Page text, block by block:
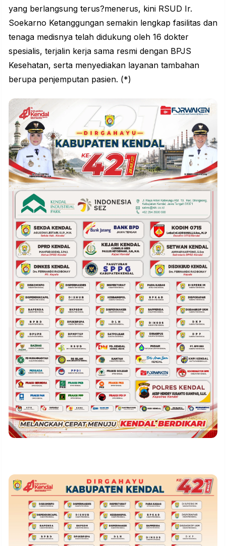
yang berlangsung terus?menerus, kini RSUD Ir.
Soekarno Ketanggungan semakin lengkap fasilitas dan
tenaga medisnya telah didukung oleh 16 dokter
spesialis, terjalin kerja sama resmi dengan BPJS
Kesehatan, serta menyediakan layanan tambahan
berupa penjemputan pasien. (*)